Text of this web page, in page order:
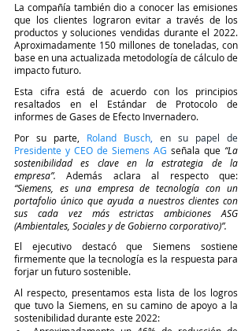
La compañía también dio a conocer las emisiones
que los clientes lograron evitar a través de los
productos y soluciones vendidas durante el 2022.
Aproximadamente 150 millones de toneladas, con
base en una actualizada metodología de cálculo de
impacto futuro.
Esta cifra está de acuerdo con los principios
resaltados en el Estándar de Protocolo de
informes de Gases de Efecto Invernadero.
Por su parte, Roland Busch
Presidente y CEO de Siemens AG señala que “La
sostenibilidad es clave en la estrategia de la
empresa”. Además aclara al respecto que:
“Siemens, es una empresa de tecnología con un
portafolio único que ayuda a nuestros clientes con
sus cada vez más estrictas ambiciones ASG
(Ambientales, Sociales y de Gobierno corporativo)”.
El ejecutivo destacó que Siemens sostiene
firmemente que la tecnología es la respuesta para
forjar un futuro sostenible.
Al respecto, presentamos esta lista de los logros
que tuvo la Siemens, en su camino de apoyo a la
sostenibilidad durante este 2022: